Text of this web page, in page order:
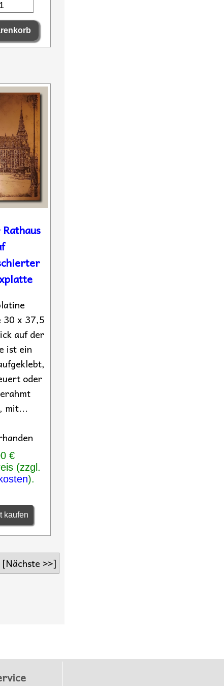
30 x 37,5
auf der
ist ein
oder
mit...
€
(zzgl.
).
kaufen
[Nächste >>]